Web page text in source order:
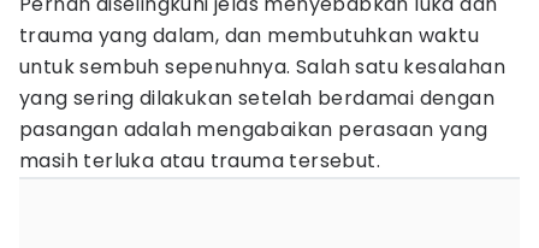
trauma yang dalam, dan membutuhkan waktu
untuk sembuh sepenuhnya. Salah satu kesalahan
yang sering dilakukan setelah berdamai dengan
pasangan adalah mengabaikan perasaan yang
masih terluka atau trauma tersebut.